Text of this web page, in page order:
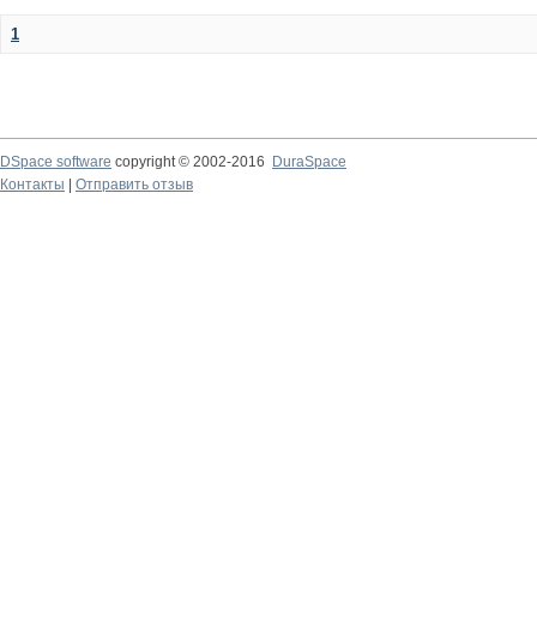
1
DSpace software copyright © 2002-2016
DuraSpace
Контакты
Отправить отзыв